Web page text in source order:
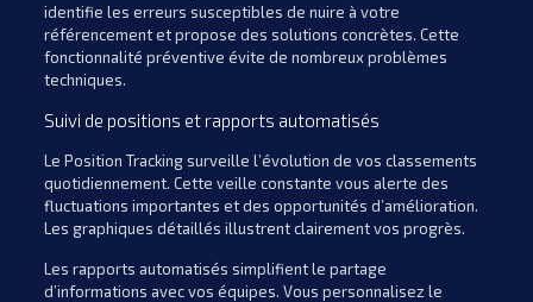
identifie les erreurs susceptibles de nuire à votre
référencement et propose des solutions concrètes. Cette
fonctionnalité préventive évite de nombreux problèmes
techniques.
Suivi de positions et rapports automatisés
Le Position Tracking surveille l’évolution de vos classements
quotidiennement. Cette veille constante vous alerte des
fluctuations importantes et des opportunités d’amélioration.
Les graphiques détaillés illustrent clairement vos progrès.
Les rapports automatisés simplifient le partage
d’informations avec vos équipes. Vous personnalisez le